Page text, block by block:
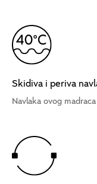
Skidiva i periva
Navlaka ovog